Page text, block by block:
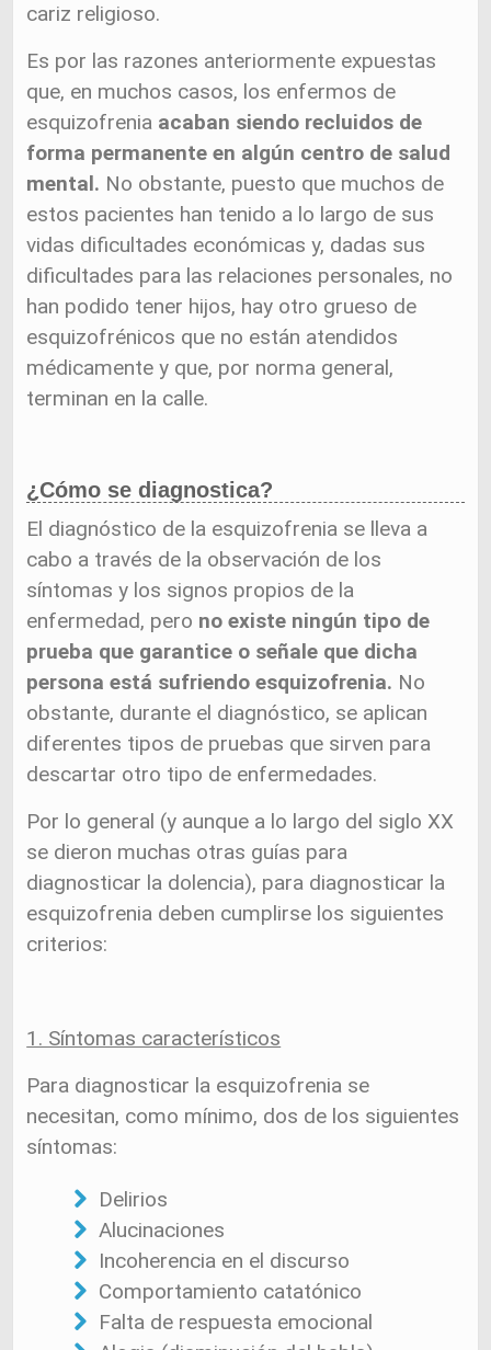
cariz religioso.
Es por las razones anteriormente expuestas
que, en muchos casos, los enfermos de
esquizofrenia acaban siendo recluidos de
forma permanente en algún centro de salud
mental. No obstante, puesto que muchos de
estos pacientes han tenido a lo largo de sus
vidas dificultades económicas y, dadas sus
dificultades para las relaciones personales, no
han podido tener hijos, hay otro grueso de
esquizofrénicos que no están atendidos
médicamente y que, por norma general,
terminan en la calle.
¿Cómo se diagnostica?
El diagnóstico de la esquizofrenia se lleva a
cabo a través de la observación de los
síntomas y los signos propios de la
enfermedad, pero no existe ningún tipo de
prueba que garantice o señale que dicha
persona está sufriendo esquizofrenia. No
obstante, durante el diagnóstico, se aplican
diferentes tipos de pruebas que sirven para
descartar otro tipo de enfermedades.
Por lo general (y aunque a lo largo del siglo XX
se dieron muchas otras guías para
diagnosticar la dolencia), para diagnosticar la
esquizofrenia deben cumplirse los siguientes
criterios:
1. Síntomas característicos
Para diagnosticar la esquizofrenia se
necesitan, como mínimo, dos de los siguientes
síntomas:
Delirios
Alucinaciones
Incoherencia en el discurso
Comportamiento catatónico
Falta de respuesta emocional